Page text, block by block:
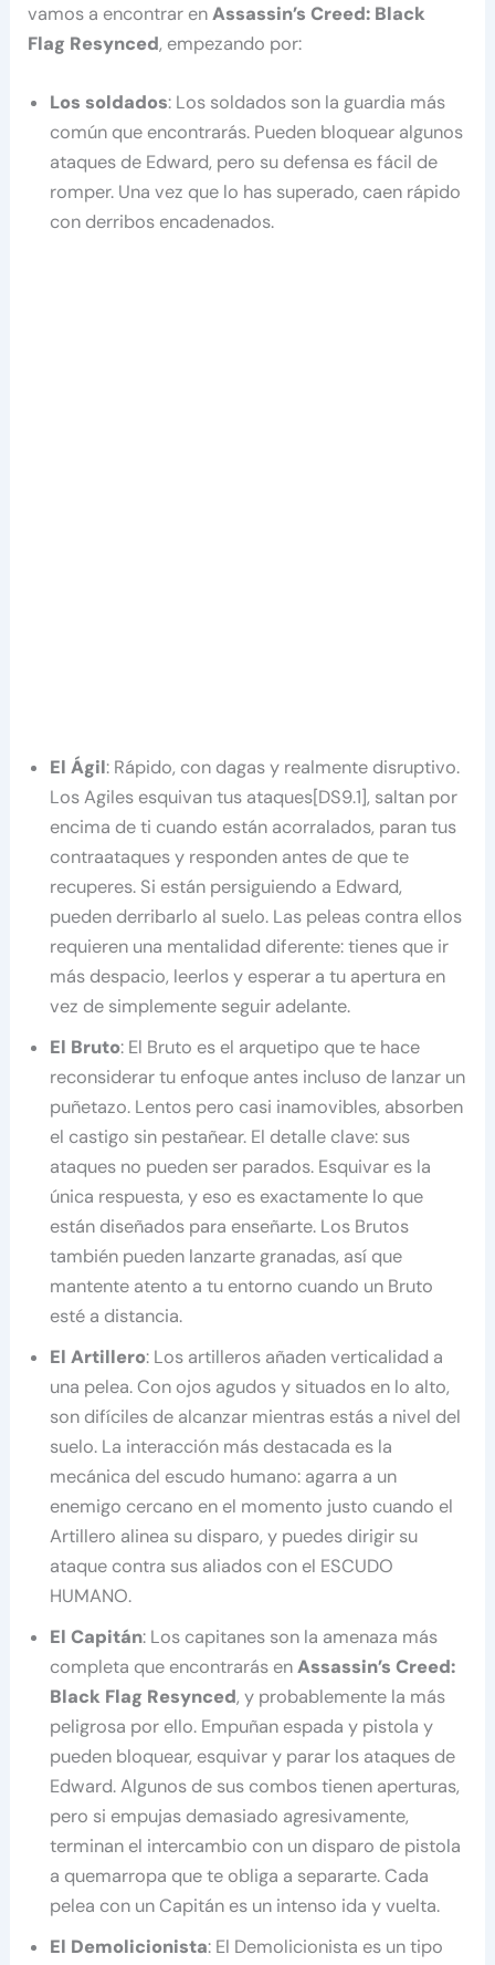
vamos a encontrar enAssassin’s Creed: Black
Flag Resynced, empezando por:
Los soldados: Los soldados son la guardia más
común que encontrarás. Pueden bloquear algunos
ataques de Edward, pero su defensa es fácil de
romper. Una vez que lo has superado, caen rápido
con derribos encadenados.
El Ágil: Rápido, con dagas y realmente disruptivo.
Los Agiles esquivan tus ataques[DS9.1], saltan por
encima de ti cuando están acorralados, paran tus
contraataques y responden antes de que te
recuperes. Si están persiguiendo a Edward,
pueden derribarlo al suelo. Las peleas contra ellos
requieren una mentalidad diferente: tienes que ir
más despacio, leerlos y esperar a tu apertura en
vez de simplemente seguir adelante.
El Bruto: El Bruto es el arquetipo que te hace
reconsiderar tu enfoque antes incluso de lanzar un
puñetazo. Lentos pero casi inamovibles, absorben
el castigo sin pestañear. El detalle clave: sus
ataques no pueden ser parados. Esquivar es la
única respuesta, y eso es exactamente lo que
están diseñados para enseñarte. Los Brutos
también pueden lanzarte granadas, así que
mantente atento a tu entorno cuando un Bruto
esté a distancia.
El Artillero: Los artilleros añaden verticalidad a
una pelea. Con ojos agudos y situados en lo alto,
son difíciles de alcanzar mientras estás a nivel del
suelo. La interacción más destacada es la
mecánica del escudo humano: agarra a un
enemigo cercano en el momento justo cuando el
Artillero alinea su disparo, y puedes dirigir su
ataque contra sus aliados con el ESCUDO
HUMANO.
El Capitán: Los capitanes son la amenaza más
completa que encontrarás enAssassin’s Creed:
Black Flag Resynced, y probablemente la más
peligrosa por ello. Empuñan espada y pistola y
pueden bloquear, esquivar y parar los ataques de
Edward. Algunos de sus combos tienen aperturas,
pero si empujas demasiado agresivamente,
terminan el intercambio con un disparo de pistola
a quemarropa que te obliga a separarte. Cada
pelea con un Capitán es un intenso ida y vuelta.
El Demolicionista: El Demolicionista es un tipo